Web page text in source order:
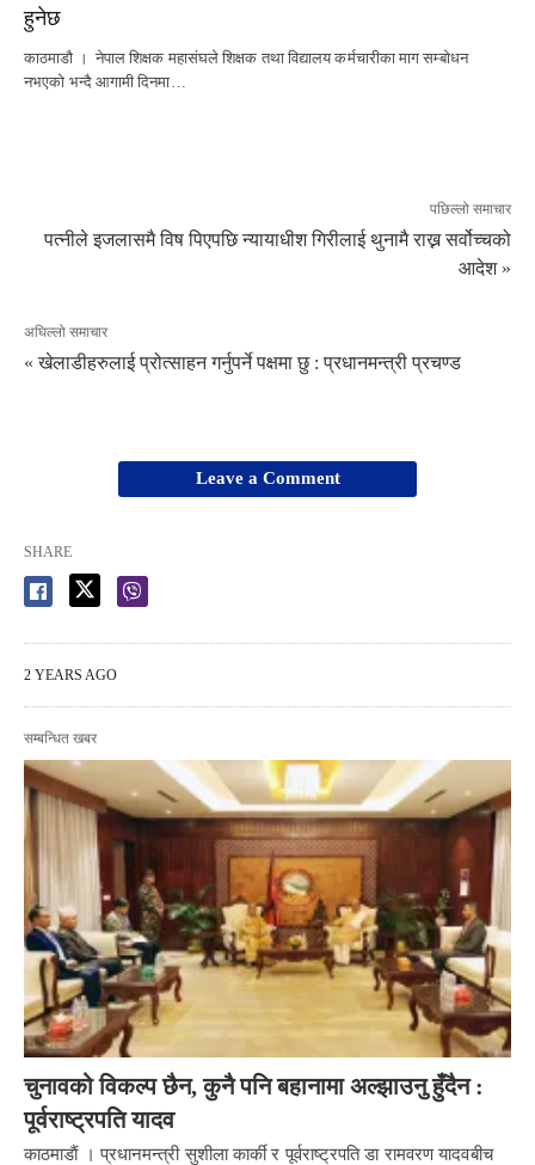
हुनेछ
काठमाडौ । नेपाल शिक्षक महासंघले शिक्षक तथा विद्यालय कर्मचारीका माग सम्बोधन
नभएको भन्दै आगामी दिनमा…
पछिल्लो समाचार
पत्नीले इजलासमै विष पिएपछि न्यायाधीश गिरीलाई थुनामै राख्न सर्वोच्चको
आदेश »
अघिल्लो समाचार
« खेलाडीहरुलाई प्रोत्साहन गर्नुपर्ने पक्षमा छु : प्रधानमन्त्री प्रचण्ड
Leave a Comment
SHARE
2 YEARS AGO
सम्बन्धित खबर
चुनावको विकल्प छैन, कुनै पनि बहानामा अल्झाउनु हुँदैन :
पूर्वराष्ट्रपति यादव
काठमाडाैं । प्रधानमन्त्री सुशीला कार्की र पूर्वराष्ट्रपति डा रामवरण यादवबीच